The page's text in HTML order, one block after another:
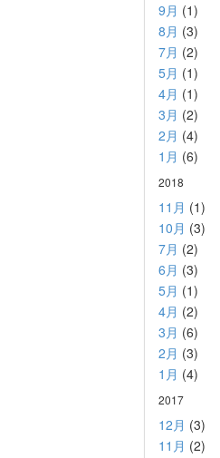
9月 (1)
8月 (3)
7月 (2)
5月 (1)
4月 (1)
3月 (2)
2月 (4)
1月 (6)
2018
11月 (1)
10月 (3)
7月 (2)
6月 (3)
5月 (1)
4月 (2)
3月 (6)
2月 (3)
1月 (4)
2017
12月 (3)
11月 (2)